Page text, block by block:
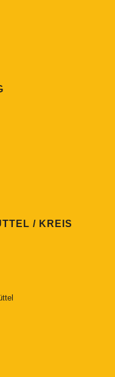
/ KREIS